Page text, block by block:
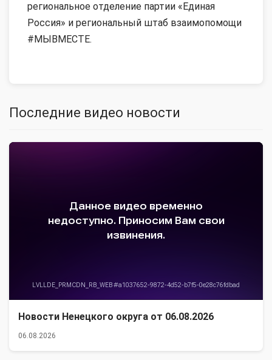
региональное отделение партии «Единая
Россия» и региональный штаб взаимопомощи
#МЫВМЕСТЕ.
Последние видео новости
Новости Ненецкого округа от 06.08.2026
06.08.2026